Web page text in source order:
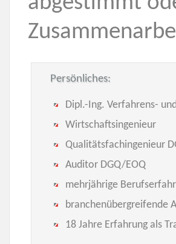
Persönliches:
Dipl.-Ing. Verfahrens-
Wirtschaftsingenieur
Qualitätsfachingenieur
Auditor DGQ/EOQ
mehrjährige
branchenübergreifende
18 Jahre Erfahrung als